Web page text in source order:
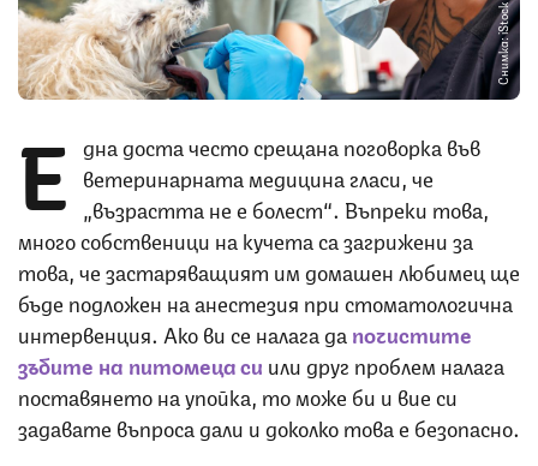
Снимка: iStock
Е дна доста често срещана поговорка във
ветеринарната медицина гласи, че
„възрастта не е болест“. Въпреки това,
много собственици на кучета са загрижени за
това, че застаряващият им домашен любимец ще
бъде подложен на анестезия при стоматологична
интервенция. Ако ви се налага да почистите
зъбите на питомеца си или друг проблем налага
поставянето на упойка, то може би и вие си
задавате въпроса дали и доколко това е безопасно.